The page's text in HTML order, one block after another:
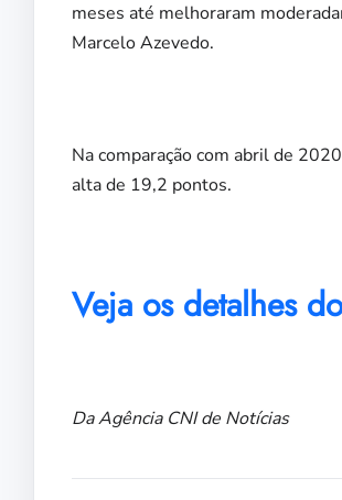
meses até melhoraram
Marcelo Azevedo.
Na comparação com abril de
alta de 19,2 pontos.
Veja os detalhes
Da Agência CNI de Notícias